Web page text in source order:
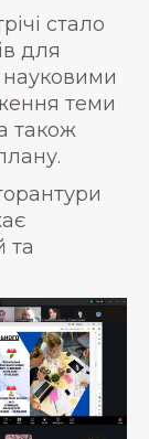
стало
для
науковими
теми
також
та